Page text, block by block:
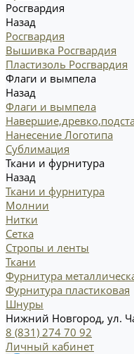
Росгвардия
Назад
Росгвардия
Вышивка Росгвардия
Пластизоль Росгвардия
Флаги и вымпела
Назад
Флаги и вымпела
Нанесение Логотипа
Сублимация
Ткани и фурнитура
Назад
Ткани и фурнитура
Молнии
Нитки
Сетка
Стропы и ленты
Ткани
Фурнитура
Фурнитура пластиковая
Шнуры
Нижний Новгород, ул.
8 (831) 274 70 92
Личный кабинет